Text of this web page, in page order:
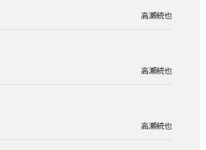
高瀬統也
高瀬統也
高瀬統也